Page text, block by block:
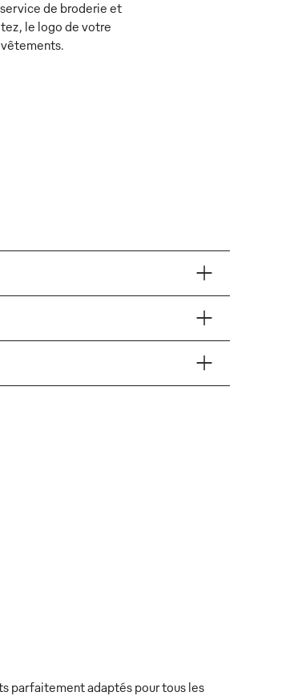
de broderie et
le logo de votre
parfaitement adaptés pour tous les